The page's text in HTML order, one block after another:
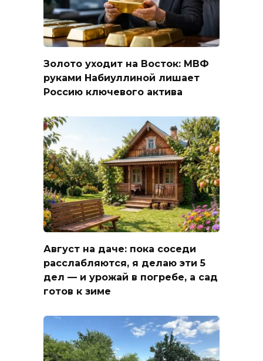
Золото уходит на Восток: МВФ
руками Набиуллиной лишает
Россию ключевого актива
Август на даче: пока соседи
расслабляются, я делаю эти 5
дел — и урожай в погребе, а сад
готов к зиме